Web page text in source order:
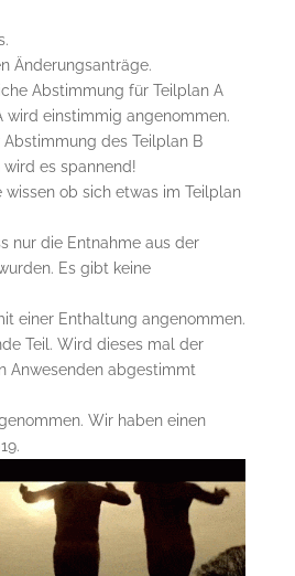
Änderungsanträge.
Abstimmung für Teilplan A
wird einstimmig angenommen.
des Teilplan B
es spannend!
wissen ob sich etwas im Teilplan
nur die Entnahme aus der
Es gibt keine
einer Enthaltung angenommen.
Teil. Wird dieses mal der
Anwesenden abgestimmt
Wir haben einen